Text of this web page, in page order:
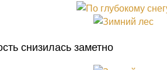
снизилась заметно